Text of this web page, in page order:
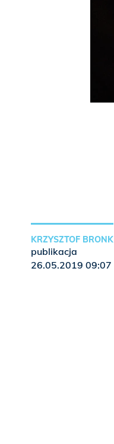
KRZYSZTOF BRONK
publikacja
26.05.2019 09:07